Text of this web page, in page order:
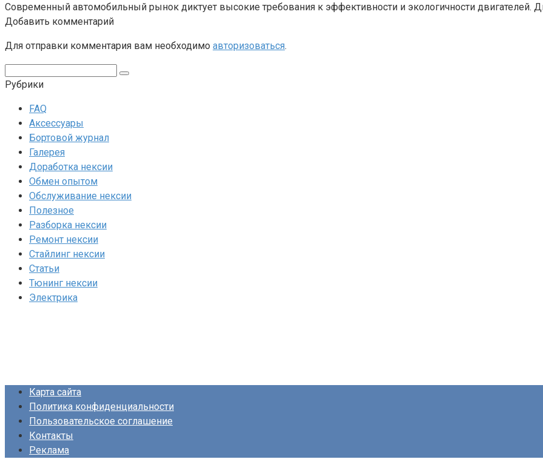
Современный автомобильный рынок диктует высокие требования к эффективности и экологичности двигателей.
Добавить комментарий
Для отправки комментария вам необходимо авторизоваться.
Рубрики
FAQ
Аксессуары
Бортовой журнал
Галерея
Доработка нексии
Обмен опытом
Обслуживание нексии
Полезное
Разборка нексии
Ремонт нексии
Стайлинг нексии
Статьи
Тюнинг нексии
Электрика
Карта сайта
Политика конфиденциальности
Пользовательское соглашение
Контакты
Реклама